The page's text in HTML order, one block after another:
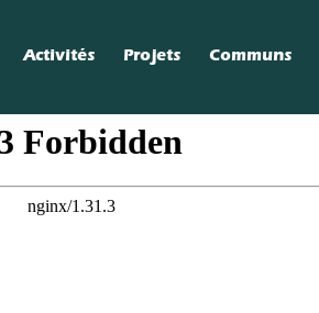
Activités Projets Communs